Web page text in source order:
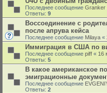
Последнее сообщение Granker
Ответы: 9
Воссоединение с
после апрува кейса
Последнее сообщение Milaya «
Иммиграция в США по
Последнее сообщение piff « 16
Ответы: 5
В какое американское
эмиграционные
Последнее сообщение
Ответы: 2